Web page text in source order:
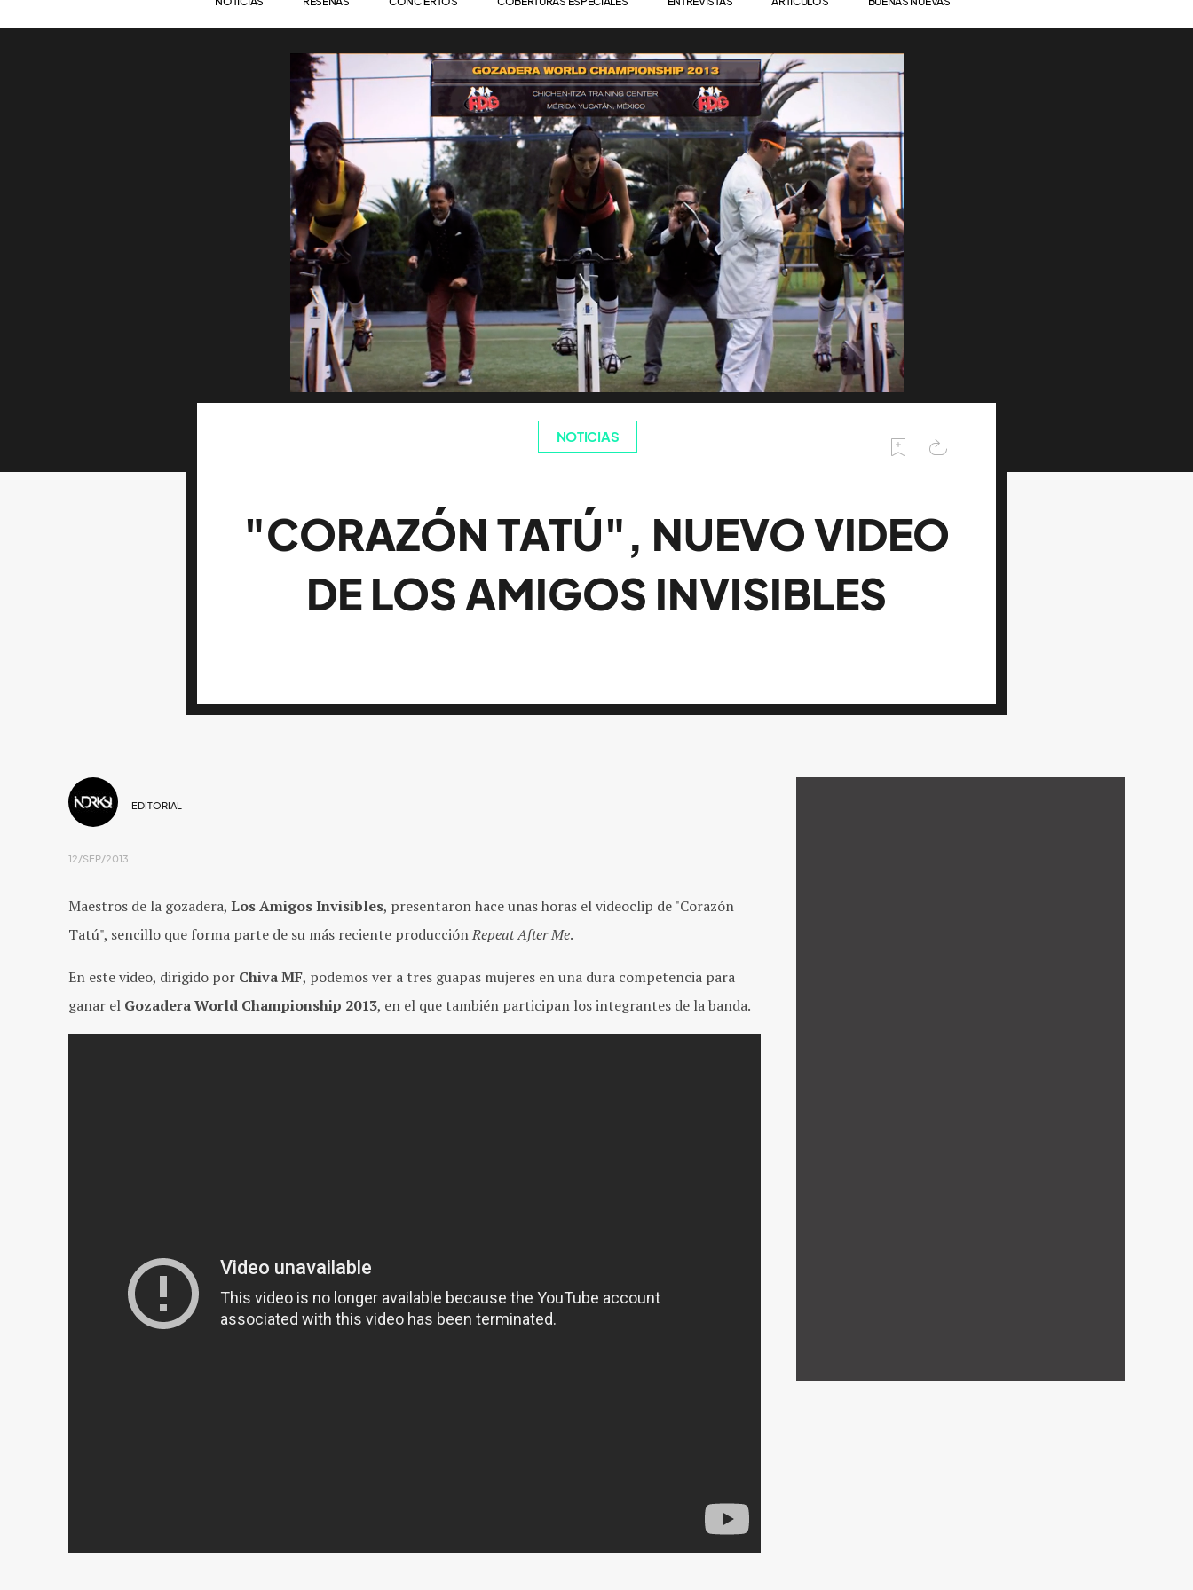
NOTICIAS
"CORAZÓN TATÚ", NUEVO VIDEO
DE LOS AMIGOS INVISIBLES
EDITORIAL
12/SEP/2013
Maestros de la gozadera, Los Amigos Invisibles, presentaron hace unas horas el videoclip de "Corazón
Tatú", sencillo que forma parte de su más reciente producciónRepeat After Me.
En este video, dirigido por Chiva MF, podemos ver a tres guapas mujeres en una dura competencia para
ganar el Gozadera World Championship 2013, en el que también participan los integrantes de la banda.